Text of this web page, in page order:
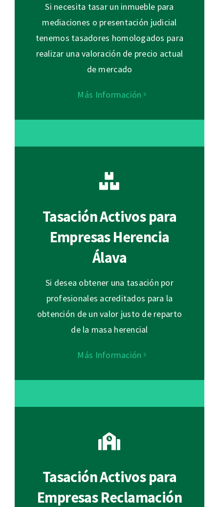
Si necesita tasar un inmueble para
mediaciones o presentación judicial
tenemos tasadores homologados para
realizar una valoración de precio actual
de mercado
Más Información
Tasación Activos para
Empresas Herencia
Álava
Si desea obtener una tasación por
profesionales acreditados para la
obtención de un valor justo de reparto
de la masa herencial
Más Información
Tasación Activos para
Empresas Reclamación